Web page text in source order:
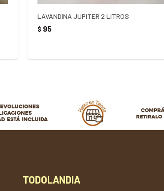
LAVANDINA JUPITER 2 LITROS
$ 95
TODOLANDIA